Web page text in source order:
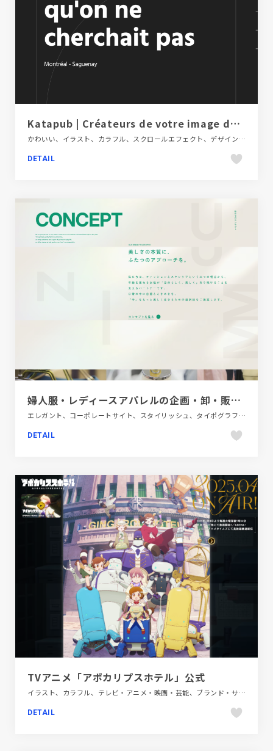
Katapub | Créateurs de votre image de marque | Brand UX
かわいい、イラスト、カラフル、スクロールエフェクト、デザイン・アート・音楽・文芸、ブランド・サービスサイト、ポップ、モーション多め、大きめ写真、海外サイト
DETAIL
婦人服・レディースアパレルの企画・卸・販売は岐阜県の株式会社いづみドレス
エレガント、コーポレートサイト、スタイリッシュ、タイポグラフィー、ファッション・ビューティー、ブルー系
DETAIL
TVアニメ「アポカリプスホテル」公式
イラスト、カラフル、テレビ・アニメ・映画・芸能、ブランド・サービスサイト、ポップ
DETAIL